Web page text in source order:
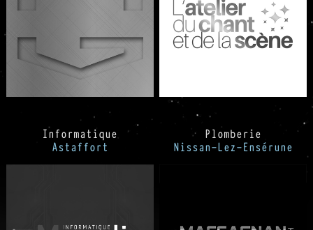
Informatique
Astaffort
Plomberie
Nissan-Lez-Ensérune